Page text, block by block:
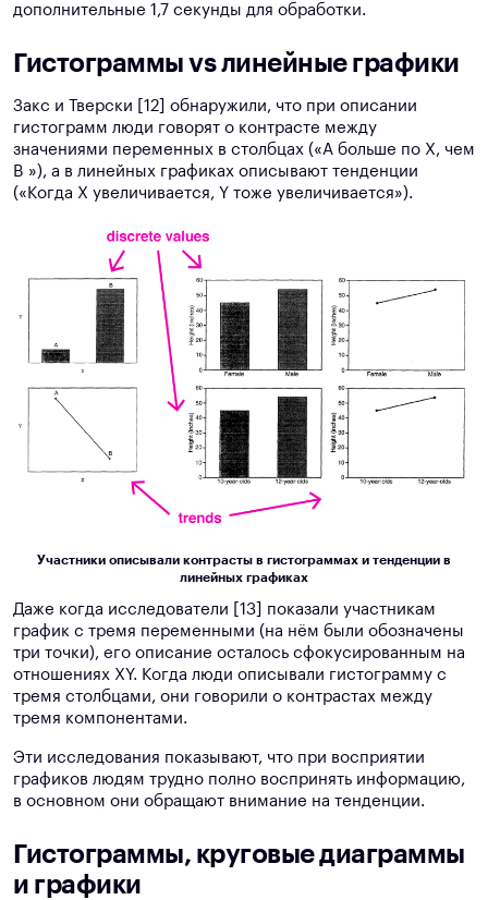
дополнительные 1,7 секунды для обработки.
Гистограммы vs линейные графики
Закс и Тверски [12] обнаружили, что при описании
гистограмм люди говорят о контрасте между
значениями переменных в столбцах («А больше по Х, чем
B »), а в линейных графиках описывают тенденции
(«Когда X увеличивается, Y тоже увеличивается»).
Участники описывали контрасты в гистограммах и тенденции в
линейных графиках
Даже когда исследователи [13] показали участникам
график с тремя переменными (на нём были обозначены
три точки), его описание осталось сфокусированным на
отношениях XY. Когда люди описывали гистограмму с
тремя столбцами, они говорили о контрастах между
тремя компонентами.
Эти исследования показывают, что при восприятии
графиков людям трудно полно воспринять информацию,
в основном они обращают внимание на тенденции.
Гистограммы, круговые диаграммы
и графики